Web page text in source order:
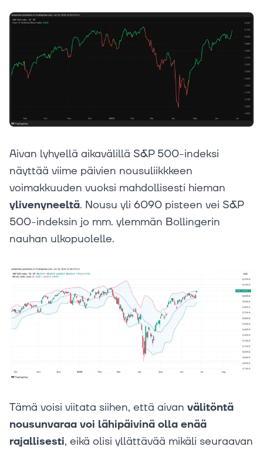
Aivan lyhyellä aikavälillä S&P 500-indeksi
näyttää viime päivien nousuliikkkeen
voimakkuuden vuoksi mahdollisesti hieman
ylivenyneeltä. Nousu yli 6090 pisteen vei S&P
500-indeksin jo mm. ylemmän Bollingerin
nauhan ulkopuolelle.
Tämä voisi viitata siihen, että aivan välitöntä
nousunvaraa voi lähipäivinä olla enää
rajallisesti, eikä olisi yllättävää mikäli seuraavan